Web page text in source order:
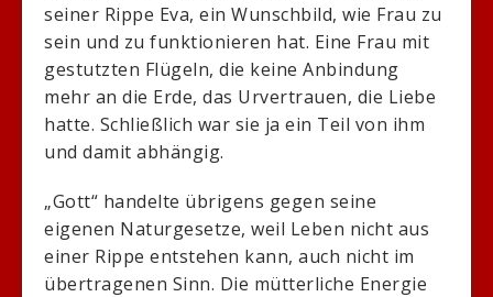
seiner Rippe Eva, ein Wunschbild, wie Frau zu
sein und zu funktionieren hat. Eine Frau mit
gestutzten Flügeln, die keine Anbindung
mehr an die Erde, das Urvertrauen, die Liebe
hatte. Schließlich war sie ja ein Teil von ihm
und damit abhängig.
„Gott“ handelte übrigens gegen seine
eigenen Naturgesetze, weil Leben nicht aus
einer Rippe entstehen kann, auch nicht im
übertragenen Sinn. Die mütterliche Energie